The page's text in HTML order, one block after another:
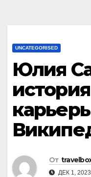
UNCATEGORISED
Юлия
От
ДЕК 1, 2023